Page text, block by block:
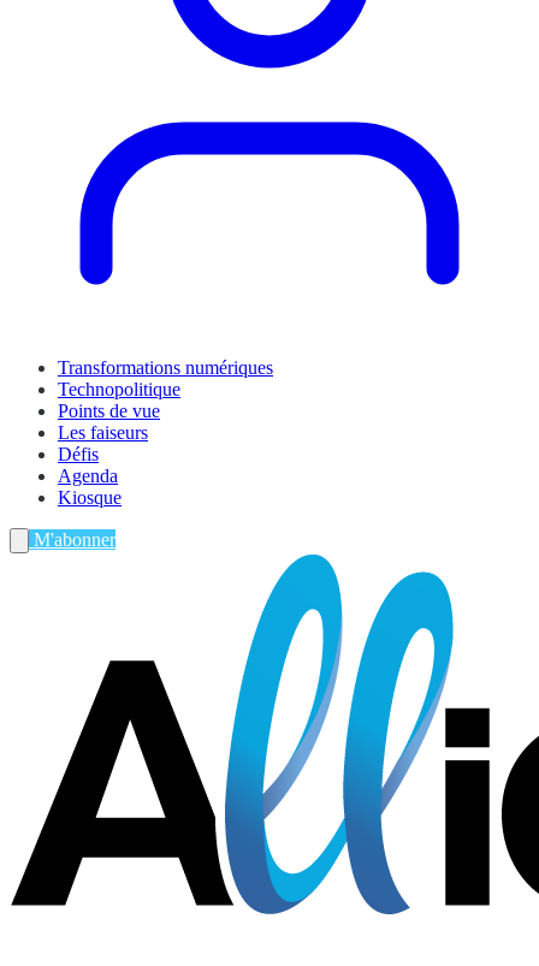
Transformations numériques
Technopolitique
Points de vue
Les faiseurs
Défis
Agenda
Kiosque
M'abonner